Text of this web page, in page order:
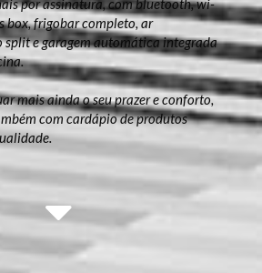
por assinatura, com bluetooth, wi-
box, frigobar completo, ar
split e garagem automática integrada
mais ainda o seu prazer e conforto,
com cardápio de produtos